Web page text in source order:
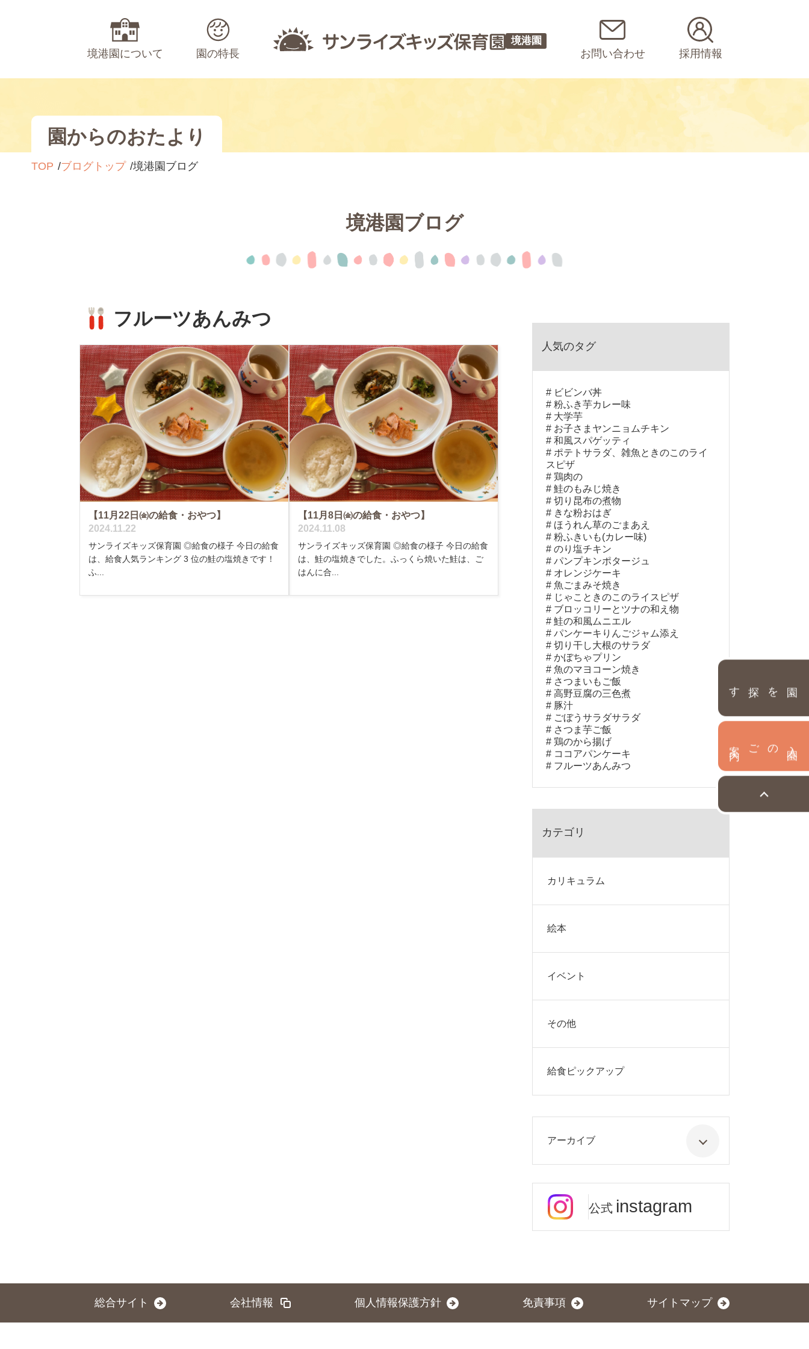
境港園について 園の特長
境港園
お問い合わせ 採用情報
園を探す
園からのおたより
TOP ブログトップ 境港園ブログ
境港園ブログ
フルーツあんみつ
【11月22日㈮の給食・おやつ】
2024.11.22
サンライズキッズ保育園 ◎給食の様子 今日の給食
は、給食人気ランキング 3 位の鮭の塩焼きです！
ふ...
【11月8日㈮の給食・おやつ】
2024.11.08
サンライズキッズ保育園 ◎給食の様子 今日の給食
は、鮭の塩焼きでした。ふっくら焼いた鮭は、ご
はんに合...
人気のタグ
ビビンバ丼
粉ふき芋カレー味
大学芋
お子さまヤンニョムチキン
和風スパゲッティ
ポテトサラダ、雑魚ときのこのライ
スピザ
鶏肉の
鮭のもみじ焼き
切り昆布の煮物
きな粉おはぎ
ほうれん草のごまあえ
粉ふきいも(カレー味)
のり塩チキン
パンプキンポタージュ
オレンジケーキ
魚ごまみそ焼き
じゃこときのこのライスピザ
ブロッコリーとツナの和え物
鮭の和風ムニエル
パンケーキりんごジャム添え
切り干し大根のサラダ
かぼちゃプリン
魚のマヨコーン焼き
さつまいもご飯
高野豆腐の三色煮
豚汁
ごぼうサラダサラダ
さつま芋ご飯
鶏のから揚げ
ココアパンケーキ
フルーツあんみつ
カテゴリ
カリキュラム
絵本
イベント
その他
給食ピックアップ
アーカイブ
公式 instagram
総合サイト 会社情報 個人情報保護方針 免責事項 サイトマップ